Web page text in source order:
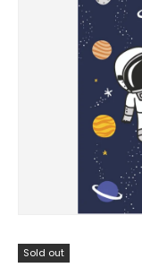
Sold out